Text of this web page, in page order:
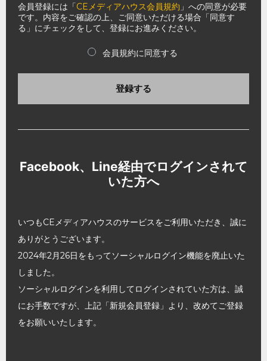
会員登録には「CEメディアハウス会員規約 」への同意が必要
です。内容をご確認の上、ご同意いただける場合「同意す
る」にチェックをして、登録にお進みください。
会員規約に同意する
登録する
Facebook、Line経由でログインされて
いた方へ
いつもCEメディアハウスのサービスをご利用いただき、誠に
ありがとうございます。
2024年2月26日をもってソーシャルログイン機能を廃止いた
しました。
ソーシャルログインを利用してログインされていた方は、誠
にお手数ですが、上記「新規会員登録」より、改めてご登録
をお願いいたします。